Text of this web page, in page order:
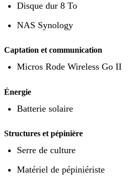
Disque dur 8 To
NAS Synology
Captation et communication
Micros Rode Wireless Go II
Énergie
Batterie solaire
Structures et pépinière
Serre de culture
Matériel de pépiniériste